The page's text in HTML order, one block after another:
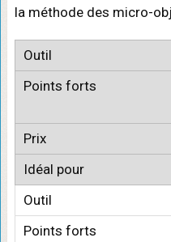
la méthode des micro-